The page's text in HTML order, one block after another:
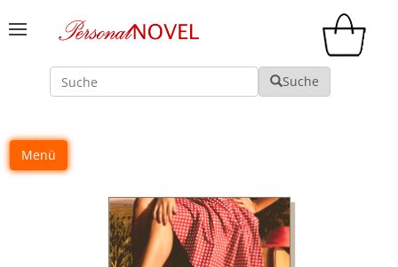
Suche Suche
Menü